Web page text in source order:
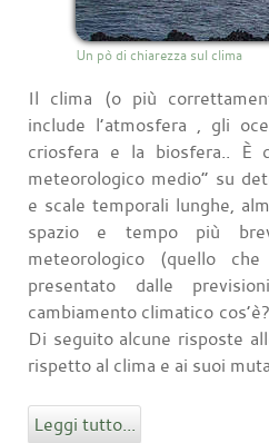
Un pò di chiarezza sul clima
Il clima (o più
include l’atmosfera , gli
criosfera e la biosfera.. È
meteorologico medio” su
e scale temporali lunghe,
spazio e tempo più
meteorologico (quello
presentato dalle
cambiamento climatico
Di seguito alcune risposte
rispetto al clima e ai suoi
Leggi tutto...